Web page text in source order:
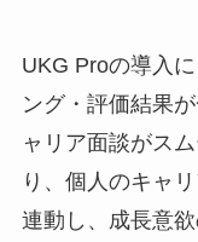
UKG Proの導入
ング・評価結果
ャリア面談がス
り、個人のキャ
連動し、成長意